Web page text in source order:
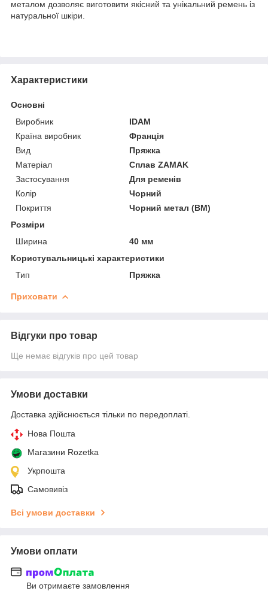
металом дозволяє виготовити якісний та унікальний ремень із
натуральної шкіри.
Характеристики
Основні
Виробник
IDAM
Країна виробник
Франція
Вид
Пряжка
Матеріал
Сплав ZAMAK
Застосування
Для ременів
Колір
Чорний
Покриття
Чорний метал (BM)
Розміри
Ширина
40 мм
Користувальницькі характеристики
Тип
Пряжка
Приховати
Відгуки про товар
Ще немає відгуків про цей товар
Умови доставки
Доставка здійснюється тільки по передоплаті.
Нова Пошта
Магазини Rozetka
Укрпошта
Самовивіз
Всі умови доставки
Умови оплати
Ви отримаєте замовлення